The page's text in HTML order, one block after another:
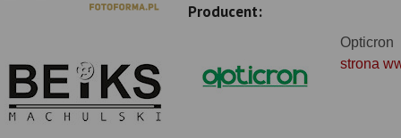
Producent:
Opticron
strona